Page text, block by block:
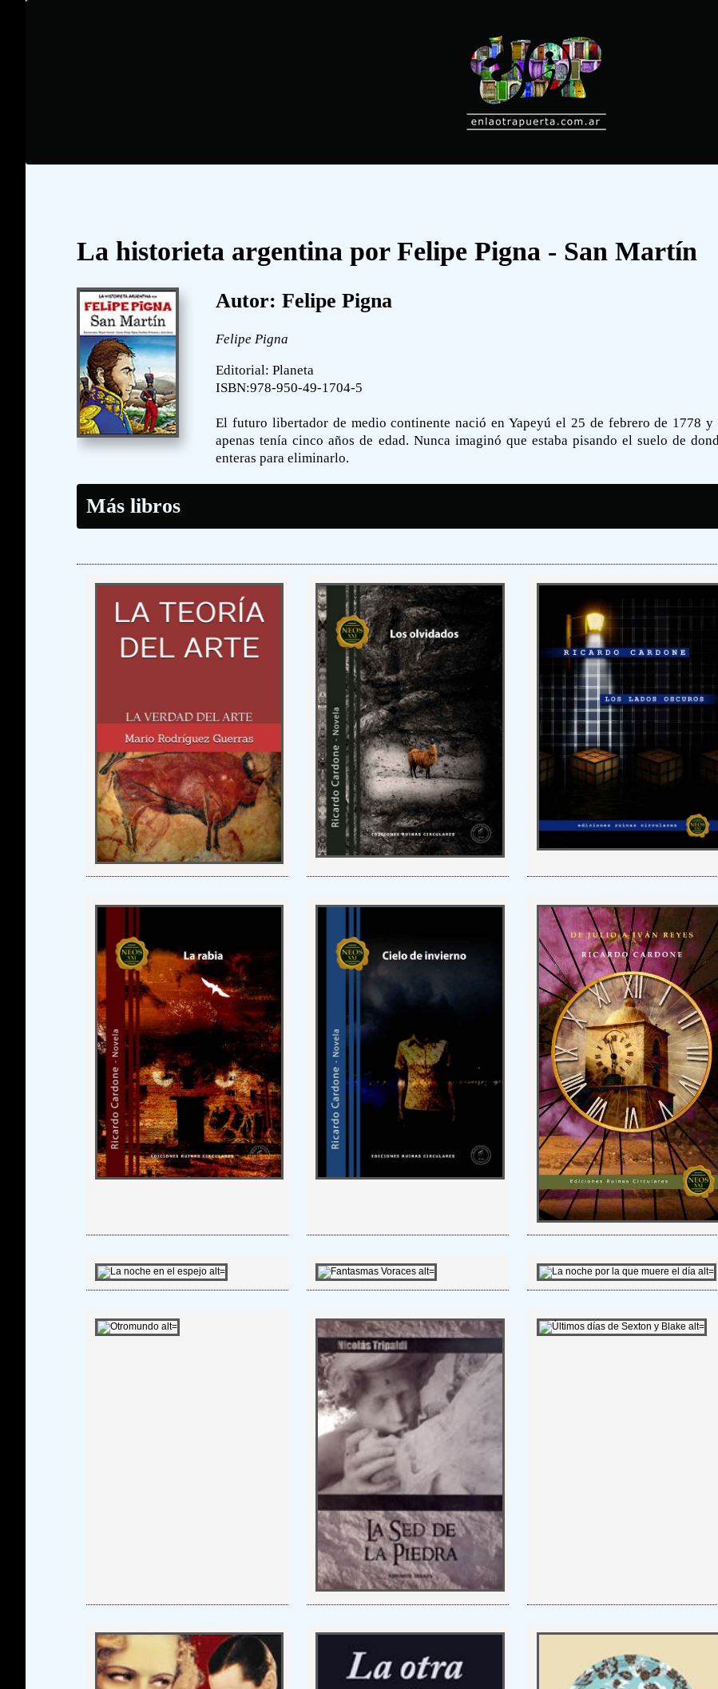
La historieta argentina por Felipe Pigna - San Martín
Autor: Felipe Pigna
Felipe Pigna
Editorial: Planeta
ISBN:978-950-49-1704-5
El futuro libertador de medio continente nació en Yapeyú el 25 de febrero de 1778
apenas tenía cinco años de edad. Nunca imaginó que estaba pisando el suelo de
enteras para eliminarlo.
Más libros